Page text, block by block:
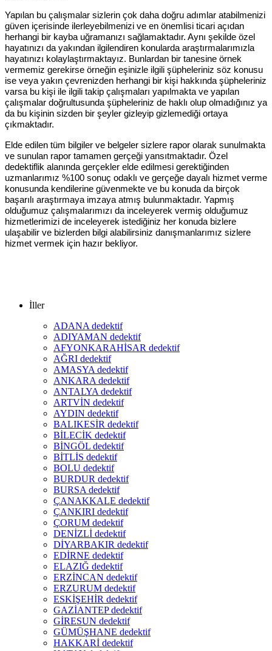
Yapılan bu çalışmalar sizlerin çok daha doğru adımlar atabilmenizi
güven içerisinde ilerleyebilmenizi ve en önemlisi ticari açıdan
herhangi bir kayba uğramanızı sağlamaktadır. Aynı şekilde özel
hayatınızı da yakından ilgilendiren konularda araştırmalarımızla
hayatınızı kolaylaştırmaktayız. Bunlardan bir tanesine örnek
vermemiz gerekirse örneğin eşinizle ilgili şüpheleriniz söz konusu
ise veya yakın çevrenizden herhangi bir kişi hakkında şüpheleriniz
varsa bu kişi ile ilgili takip çalışmaları yapılmakta ve yapılan
çalışmalar doğrultusunda şüpheleriniz de haklı olup olmadığınız ya
da bu kişinin sizden bir şeyler gizleyip gizlemediği ortaya
çıkmaktadır.
Elde edilen tüm bilgiler ve belgeler sizlere rapor olarak sunulmakta
ve sunulan rapor tamamen gerçeği yansıtmaktadır. Özel
dedektiflik alanında gerçekler elde edilmesi gerektiğinden
uzmanlarımız %100 sonuç odaklı ve gerçeğe dayalı hizmet verme
konusunda kendilerine güvenmekte ve bu konuda da birçok
başarılı araştırmaya imzaya atmış bulunmaktadır. Yapmış
olduğumuz çalışmalarımızı da inceleyerek vermiş olduğumuz
hizmetlerimizi de inceleyerek istediğiniz her konuda bizlere
ulaşabilir ve bizlerden bilgi alabilirsiniz danışmanlarımız sizlere
hizmet vermek için hazır bekliyor.
İller
ADANA dedektif
ADIYAMAN dedektif
AFYONKARAHİSAR dedektif
AĞRI dedektif
AMASYA dedektif
ANKARA dedektif
ANTALYA dedektif
ARTVİN dedektif
AYDIN dedektif
BALIKESİR dedektif
BİLECİK dedektif
BİNGÖL dedektif
BİTLİS dedektif
BOLU dedektif
BURDUR dedektif
BURSA dedektif
ÇANAKKALE dedektif
ÇANKIRI dedektif
ÇORUM dedektif
DENİZLİ dedektif
DİYARBAKIR dedektif
EDİRNE dedektif
ELAZIĞ dedektif
ERZİNCAN dedektif
ERZURUM dedektif
ESKİŞEHİR dedektif
GAZİANTEP dedektif
GİRESUN dedektif
GÜMÜŞHANE dedektif
HAKKARİ dedektif